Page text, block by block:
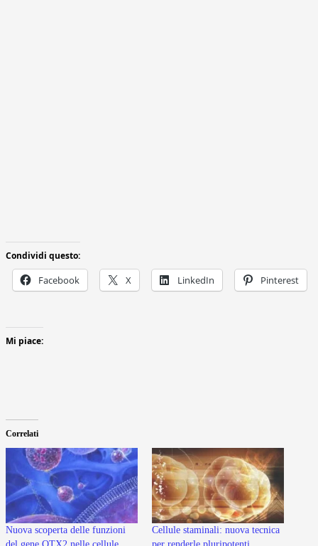
Condividi questo:
Facebook X LinkedIn Pinterest
Mi piace:
Correlati
Nuova scoperta delle funzioni
Cellule staminali: nuova tecnica